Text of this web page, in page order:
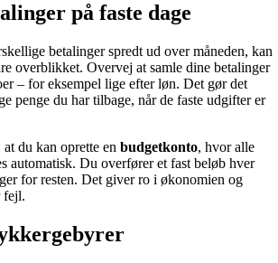
på faste dage
betalinger spredt ud over måneden, kan
overblikket. Overvej at samle dine betalinger
– for eksempel lige efter løn. Det gør det
penge du har tilbage, når de faste udgifter er
du kan oprette en budgetkonto, hvor alle
automatisk. Du overfører et fast beløb hver
for resten. Det giver ro i økonomien og
fejl.